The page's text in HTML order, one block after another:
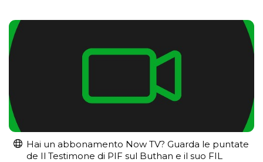
Hai un abbonamento Now TV? Guarda le puntate
de Il Testimone di PIF sul Buthan e il suo FIL